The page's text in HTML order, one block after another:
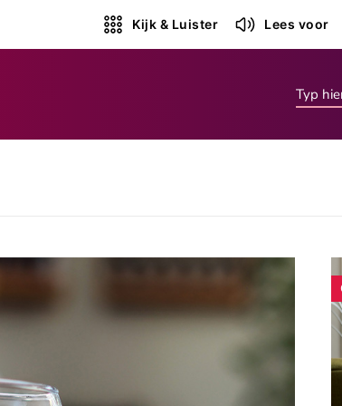
Kijk & Luister Lees voor